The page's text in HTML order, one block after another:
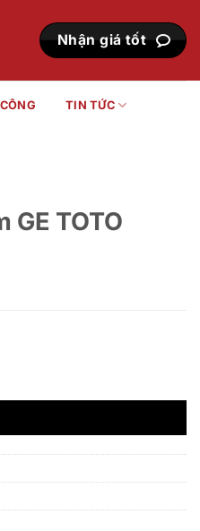
Nhận giá tốt
TIN TỨC
GE TOTO
₫.
lượng